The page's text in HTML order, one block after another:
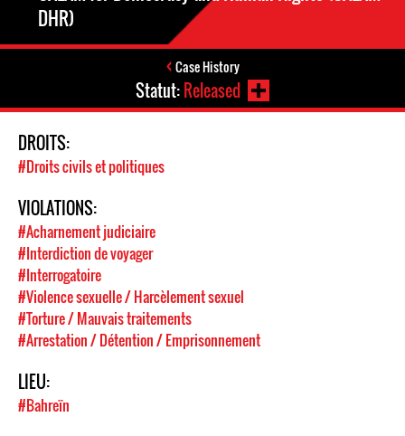
DHR)
Case History
Statut:Released
DROITS:
#Droits civils et politiques
VIOLATIONS:
#Acharnement judiciaire
#Interdiction de voyager
#Interrogatoire
#Violence sexuelle / Harcèlement sexuel
#Torture / Mauvais traitements
#Arrestation / Détention / Emprisonnement
LIEU:
#Bahreïn